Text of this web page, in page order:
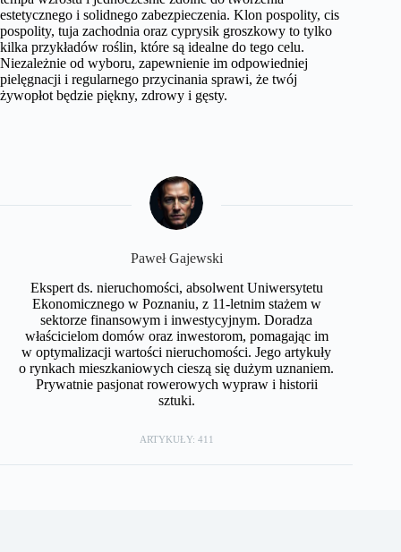
estetycznego i solidnego zabezpieczenia. Klon pospolity, cis
pospolity, tuja zachodnia oraz cyprysik groszkowy to tylko
kilka przykładów roślin, które są idealne do tego celu.
Niezależnie od wyboru, zapewnienie im odpowiedniej
pielęgnacji i regularnego przycinania sprawi, że twój
żywopłot będzie piękny, zdrowy i gęsty.
Paweł Gajewski
Ekspert ds. nieruchomości, absolwent Uniwersytetu
Ekonomicznego w Poznaniu, z 11-letnim stażem w
sektorze finansowym i inwestycyjnym. Doradza
właścicielom domów oraz inwestorom, pomagając im
w optymalizacji wartości nieruchomości. Jego artykuły
o rynkach mieszkaniowych cieszą się dużym uznaniem.
Prywatnie pasjonat rowerowych wypraw i historii
sztuki.
ARTYKUŁY: 411